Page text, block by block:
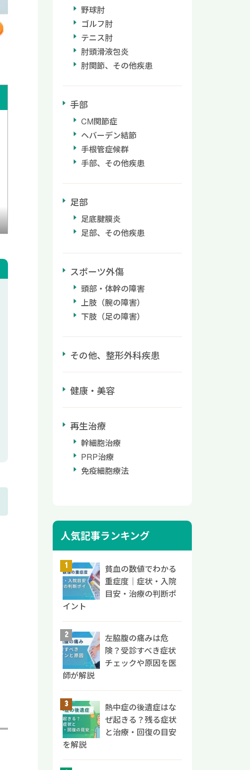
野球肘
ゴルフ肘
テニス肘
肘頭滑液包炎
肘関節、その他疾患
手部
CM関節症
ヘバーデン結節
手根管症候群
手部、その他疾患
足部
足底腱膜炎
足部、その他疾患
スポーツ外傷
頭部・体幹の障害
上肢（腕の障害）
下肢（足の障害）
その他、整形外科疾患
健康・美容
再生治療
幹細胞治療
PRP治療
免疫細胞療法
人気記事ランキング
貧血の数値でわかる
重症度｜症状・入院
目安・治療の判断ポ
イント
左脇腹の痛みは危
険？受診すべき症状
チェックや原因を医
師が解説
熱中症の後遺症はな
ぜ起きる？残る症状
と治療・回復の目安
を解説